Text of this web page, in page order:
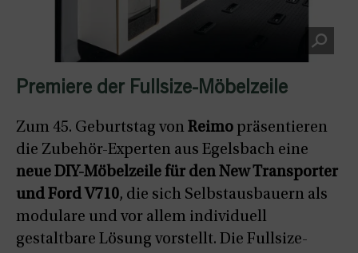
Premiere der Fullsize-Möbelzeile
Zum 45. Geburtstag von Reimo präsentieren
die Zubehör-Experten aus Egelsbach eine
neue DIY-Möbelzeile für den New Transporter
und Ford V710, die sich Selbstausbauern als
modulare und vor allem individuell
gestaltbare Lösung vorstellt. Die Fullsize-